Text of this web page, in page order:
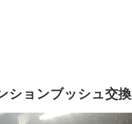
ションブッシュ交換